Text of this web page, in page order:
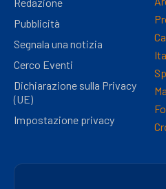
Redazione
Pubblicità
Segnala una notizia
Cerco Eventi
Dichiarazione sulla Privacy
(UE)
Impostazione privacy